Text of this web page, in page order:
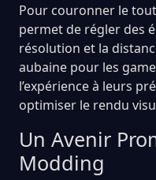
Pour couronner le
permet de régler des
résolution et la
aubaine pour les
l’expérience à leurs
optimiser le rendu
Un Avenir
Modding